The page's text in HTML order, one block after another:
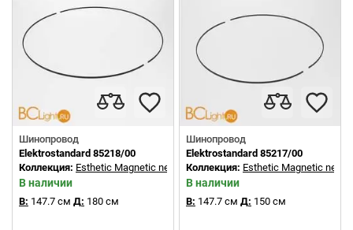
Шинопровод
Elektrostandard 85218/00
Коллекция: Esthetic Magnetic new
В наличии
В: 147.7 см Д: 180 см
Шинопровод
Elektrostandard 85217/00
Коллекция: Esthetic Magnetic new
В наличии
В: 147.7 см Д: 150 см